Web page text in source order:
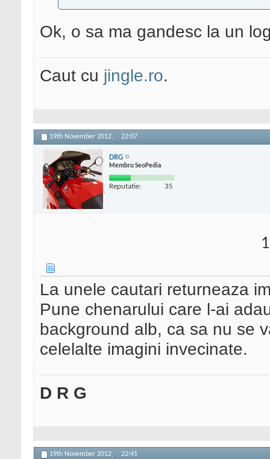
Ok, o sa ma gandesc la un
Caut cu jingle.ro.
19th November 2012, 22:07
DRG
Membru SeoPedia
Reputatie: 35
La unele cautari returneaza
Pune chenarului care l-ai
background alb, ca sa nu se
celelalte imagini invecinate.
D R G
19th November 2012, 22:41